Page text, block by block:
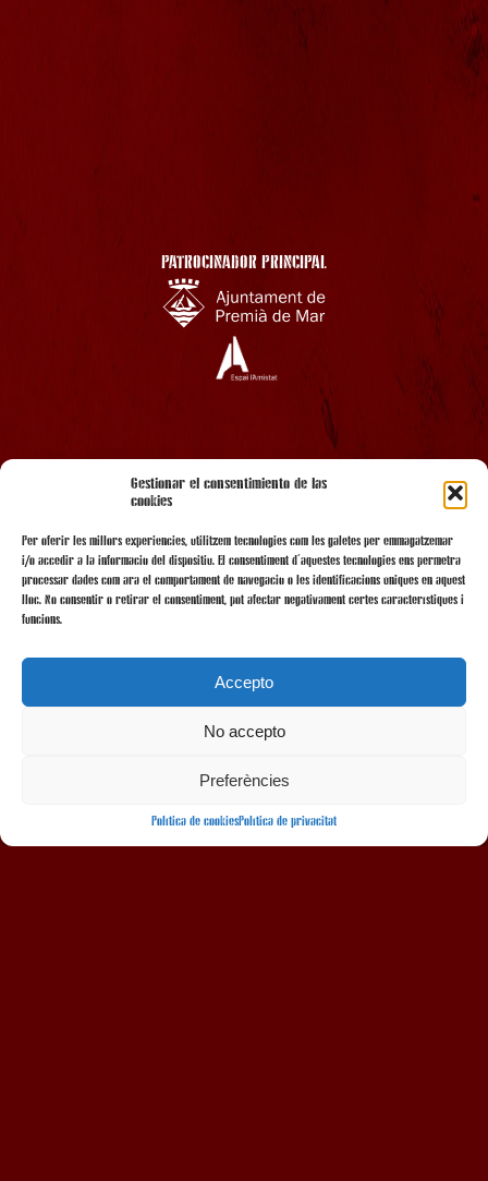
Gestionar el consentimiento de las
cookies
Per oferir les millors experiències, utilitzem tecnologies com les galetes per emmagatzemar
i/o accedir a la informació del dispositiu. El consentiment d'aquestes tecnologies ens permetrà
processar dades com ara el comportament de navegació o les identificacions úniques en aquest
lloc. No consentir o retirar el consentiment, pot afectar negativament certes característiques i
funcions.
Accepto
No accepto
Preferències
Política de cookiesPolítica de privacitat
PATROCINADOR PRINCIPAL
AMB EL SUPORT
AMB LA COL·LABORACIÓ